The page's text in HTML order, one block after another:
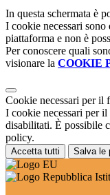
In questa schermata è
I cookie necessari
piattaforma e non è
Per conoscere quali
visionare la COOKIE
Cookie necessari per il
I cookie necessari per
disabilitati. È possibile
policy.
Accetta tutti Salva le